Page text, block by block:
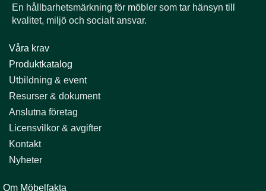
En hållbarhets­märkning för möbler som tar hänsyn till
kvalitet, miljö och socialt ansvar.
Våra krav
Produktkatalog
Utbildning & event​​​​​​​
Resurser & dokument​​​​​​​
Anslutna företag
Licensvilkor & avgifter​​​​​​​
Kontakt
Nyheter
Om Möbelfakta